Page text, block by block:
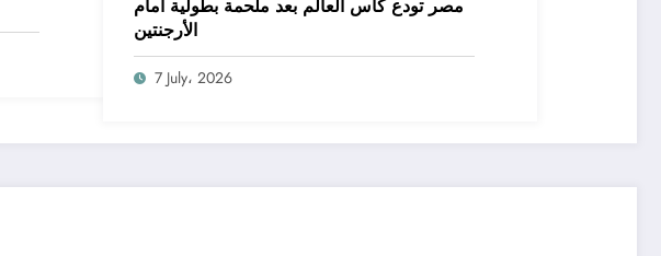
مصر تودع كأس العالم بعد ملحمة بطولية أمام
الأرجنتين
7 July، 2026